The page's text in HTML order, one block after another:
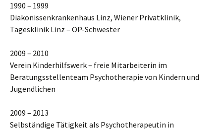
1990 – 1999
Diakonissenkrankenhaus Linz, Wiener Privatklinik,
Tagesklinik Linz – OP-Schwester
2009 – 2010
Verein Kinderhilfswerk – freie Mitarbeiterin im
Beratungsstellenteam Psychotherapie von Kindern und
Jugendlichen
2009 – 2013
Selbständige Tätigkeit als Psychotherapeutin in